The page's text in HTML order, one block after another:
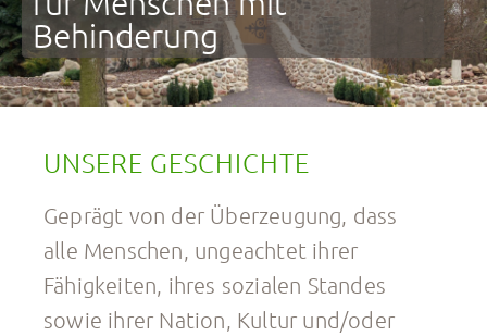
Behinderung
UNSERE GESCHICHTE
Geprägt von der Überzeugung, dass
alle Menschen, ungeachtet ihrer
Fähigkeiten, ihres sozialen Standes
sowie ihrer Nation, Kultur und/oder